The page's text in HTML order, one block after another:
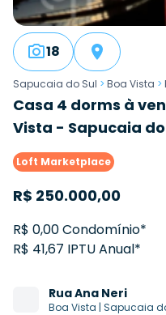
18
Sapucaia do Sul > Boa Vista >
Casa 4 dorms à
Vista - Sapucaia do
Loft Marketplace
R$ 250.000,00
R$ 0,00 Condomínio*
R$ 41,67 IPTU Anual*
RuaAna Neri
Boa Vista | Sapucaia